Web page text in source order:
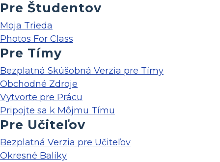
Pre Študentov
Moja Trieda
Photos For Class
Pre Tímy
Bezplatná Skúšobná Verzia pre Tímy
Obchodné Zdroje
Vytvorte pre Prácu
Pripojte sa k Môjmu Tímu
Pre Učiteľov
Bezplatná Verzia pre Učiteľov
Okresné Balíky